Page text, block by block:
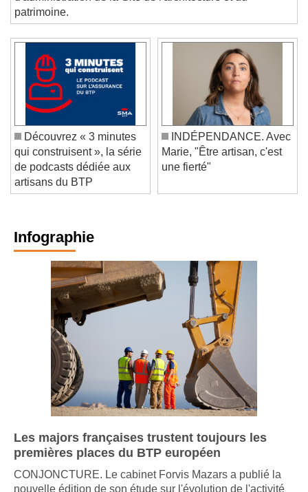
d'administration de la Cité de l'architecture et du
patrimoine.
Découvrez « 3 minutes
qui construisent », la série
de podcasts dédiée aux
artisans du BTP
INDÉPENDANCE. Avec
Marie, "Être artisan, c'est
Infographie
Les majors françaises trustent toujours les
premières places du BTP européen
CONJONCTURE. Le cabinet Forvis Mazars a publié la